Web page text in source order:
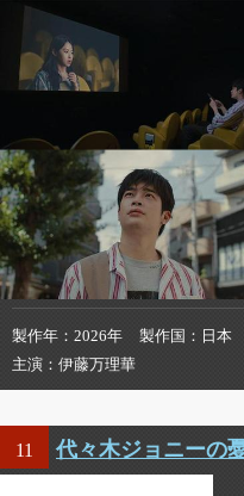
製作年 2026年 製作国 日本
主演
伊藤万理華
11 代々木ジョニーの